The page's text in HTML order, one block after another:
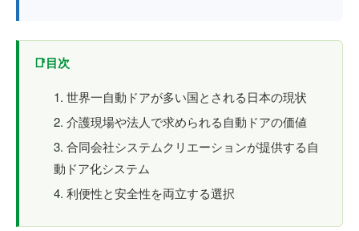
目次
世界一自動ドアが多い国とされる日本の現状
介護現場や法人で求められる自動ドアの価値
合同会社システムクリエーションが提供する自
動ドア化システム
利便性と安全性を両立する選択